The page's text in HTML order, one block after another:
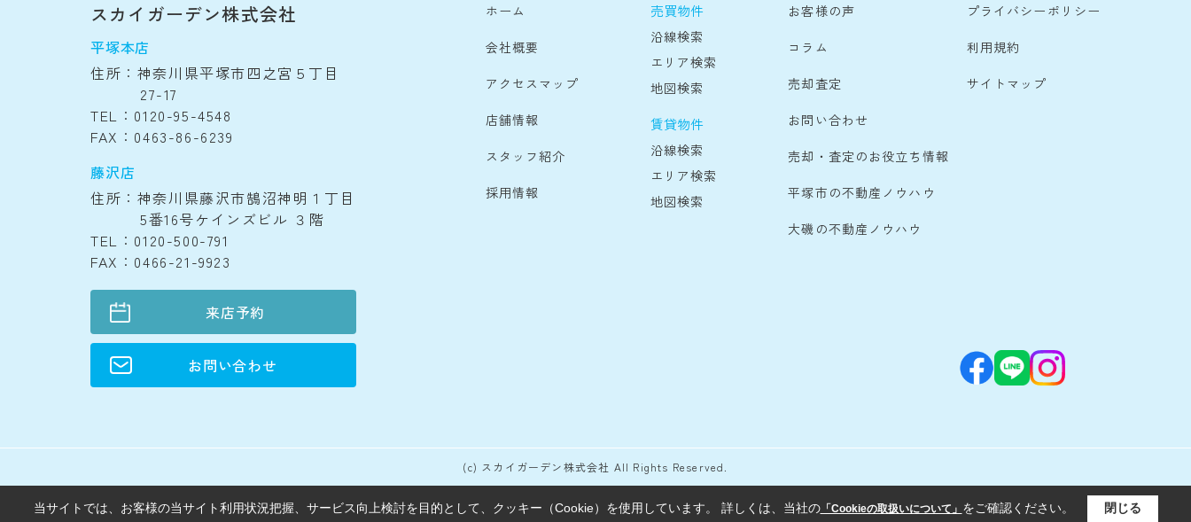
スカイガーデン株式会社
平塚本店
住所：神奈川県平塚市四之宮５丁目
27-17
TEL：0120-95-4548
FAX：0463-86-6239
藤沢店
住所：神奈川県藤沢市鵠沼神明１丁目
5番16号ケインズビル ３階
TEL：0120-500-791
FAX：0466-21-9923
来店予約
お問い合わせ
ホーム
会社概要
アクセスマップ
店舗情報
スタッフ紹介
採用情報
売買物件
沿線検索
エリア検索
地図検索
賃貸物件
沿線検索
エリア検索
地図検索
お客様の声
コラム
売却査定
お問い合わせ
売却・査定のお役立ち情報
平塚市の不動産ノウハウ
大磯の不動産ノウハウ
プライバシーポリシー
利用規約
サイトマップ
(c) スカイガーデン株式会社 All Rights Reserved.
当サイトでは、お客様の当サイト利用状況把握、サービス向上検討を目的として、クッキー（Cookie）を使用しています。 詳しくは、当社の「Cookieの取扱いについて」 をご確認ください。 閉じる